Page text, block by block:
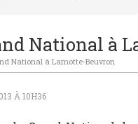
National à
National à Lamotte-Beuvron
À 10H36